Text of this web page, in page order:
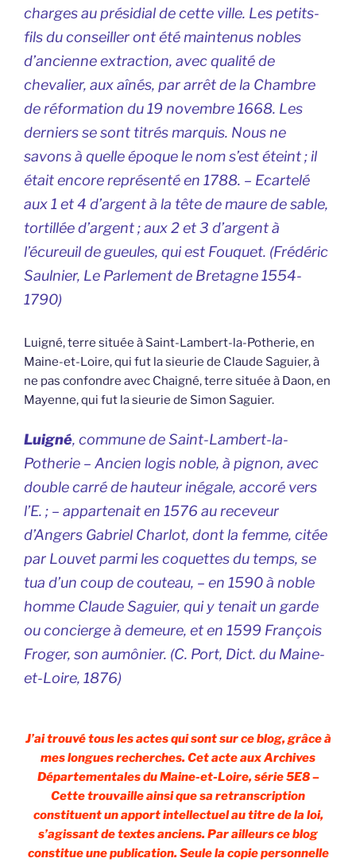
charges au présidial de cette ville. Les petits-
fils du conseiller ont été maintenus nobles
d’ancienne extraction, avec qualité de
chevalier, aux aînés, par arrêt de la Chambre
de réformation du 19 novembre 1668. Les
derniers se sont titrés marquis. Nous ne
savons à quelle époque le nom s’est éteint ; il
était encore représenté en 1788. – Ecartelé
aux 1 et 4 d’argent à la tête de maure de sable,
tortillée d’argent ; aux 2 et 3 d’argent à
l’écureuil de gueules, qui est Fouquet. (Frédéric
Saulnier, Le Parlement de Bretagne 1554-
1790)
Luigné, terre située à Saint-Lambert-la-Potherie, en
Maine-et-Loire, qui fut la sieurie de Claude Saguier, à
ne pas confondre avec Chaigné, terre située à Daon, en
Mayenne, qui fut la sieurie de Simon Saguier.
Luigné, commune de Saint-Lambert-la-
Potherie – Ancien logis noble, à pignon, avec
double carré de hauteur inégale, accoré vers
l’E. ; – appartenait en 1576 au receveur
d’Angers Gabriel Charlot, dont la femme, citée
par Louvet parmi les coquettes du temps, se
tua d’un coup de couteau, – en 1590 à noble
homme Claude Saguier, qui y tenait un garde
ou concierge à demeure, et en 1599 François
Froger, son aumônier. (C. Port, Dict. du Maine-
et-Loire, 1876)
J’ai trouvé tous les actes qui sont sur ce blog, grâce à
mes longues recherches. Cet acte aux Archives
Départementales du Maine-et-Loire, série 5E8 –
Cette trouvaille ainsi que sa retranscription
constituent un apport intellectuel au titre de la loi,
s’agissant de textes anciens. Par ailleurs ce blog
constitue une publication. Seule la copie personnelle